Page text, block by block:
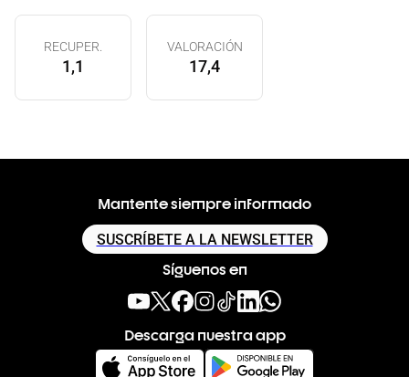
RECUPER.
1,1
VALORACIÓN
17,4
Mantente siempre informado
SUSCRÍBETE A LA NEWSLETTER
Síguenos en
Descarga nuestra app